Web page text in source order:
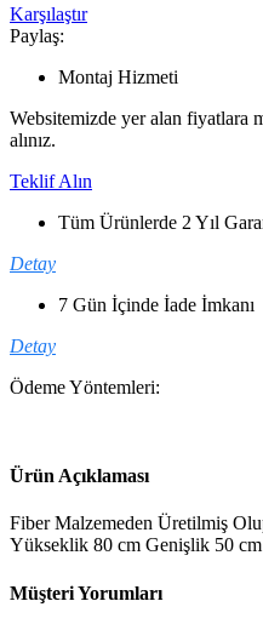
Karşılaştır
Paylaş:
Montaj Hizmeti
Websitemizde yer alan fiyatlara
alınız.
Teklif Alın
Tüm Ürünlerde 2 Yıl
Detay
7 Gün İçinde İade İmkanı
Detay
Ödeme Yöntemleri:
Ürün Açıklaması
Fiber Malzemeden Üretilmiş
Yükseklik 80 cm Genişlik 50 cm
Müşteri Yorumları